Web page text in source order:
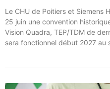
Le CHU de Poitiers et Siemens
25 juin une convention
Vision Quadra, TEP/TDM de
sera fonctionnel début 2027 au
l’acquisition et l’installation de